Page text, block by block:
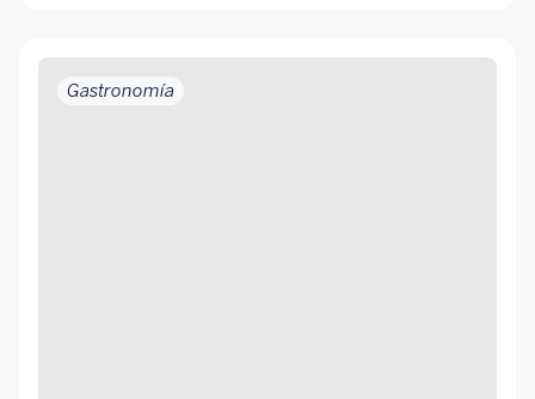
Gastronomía